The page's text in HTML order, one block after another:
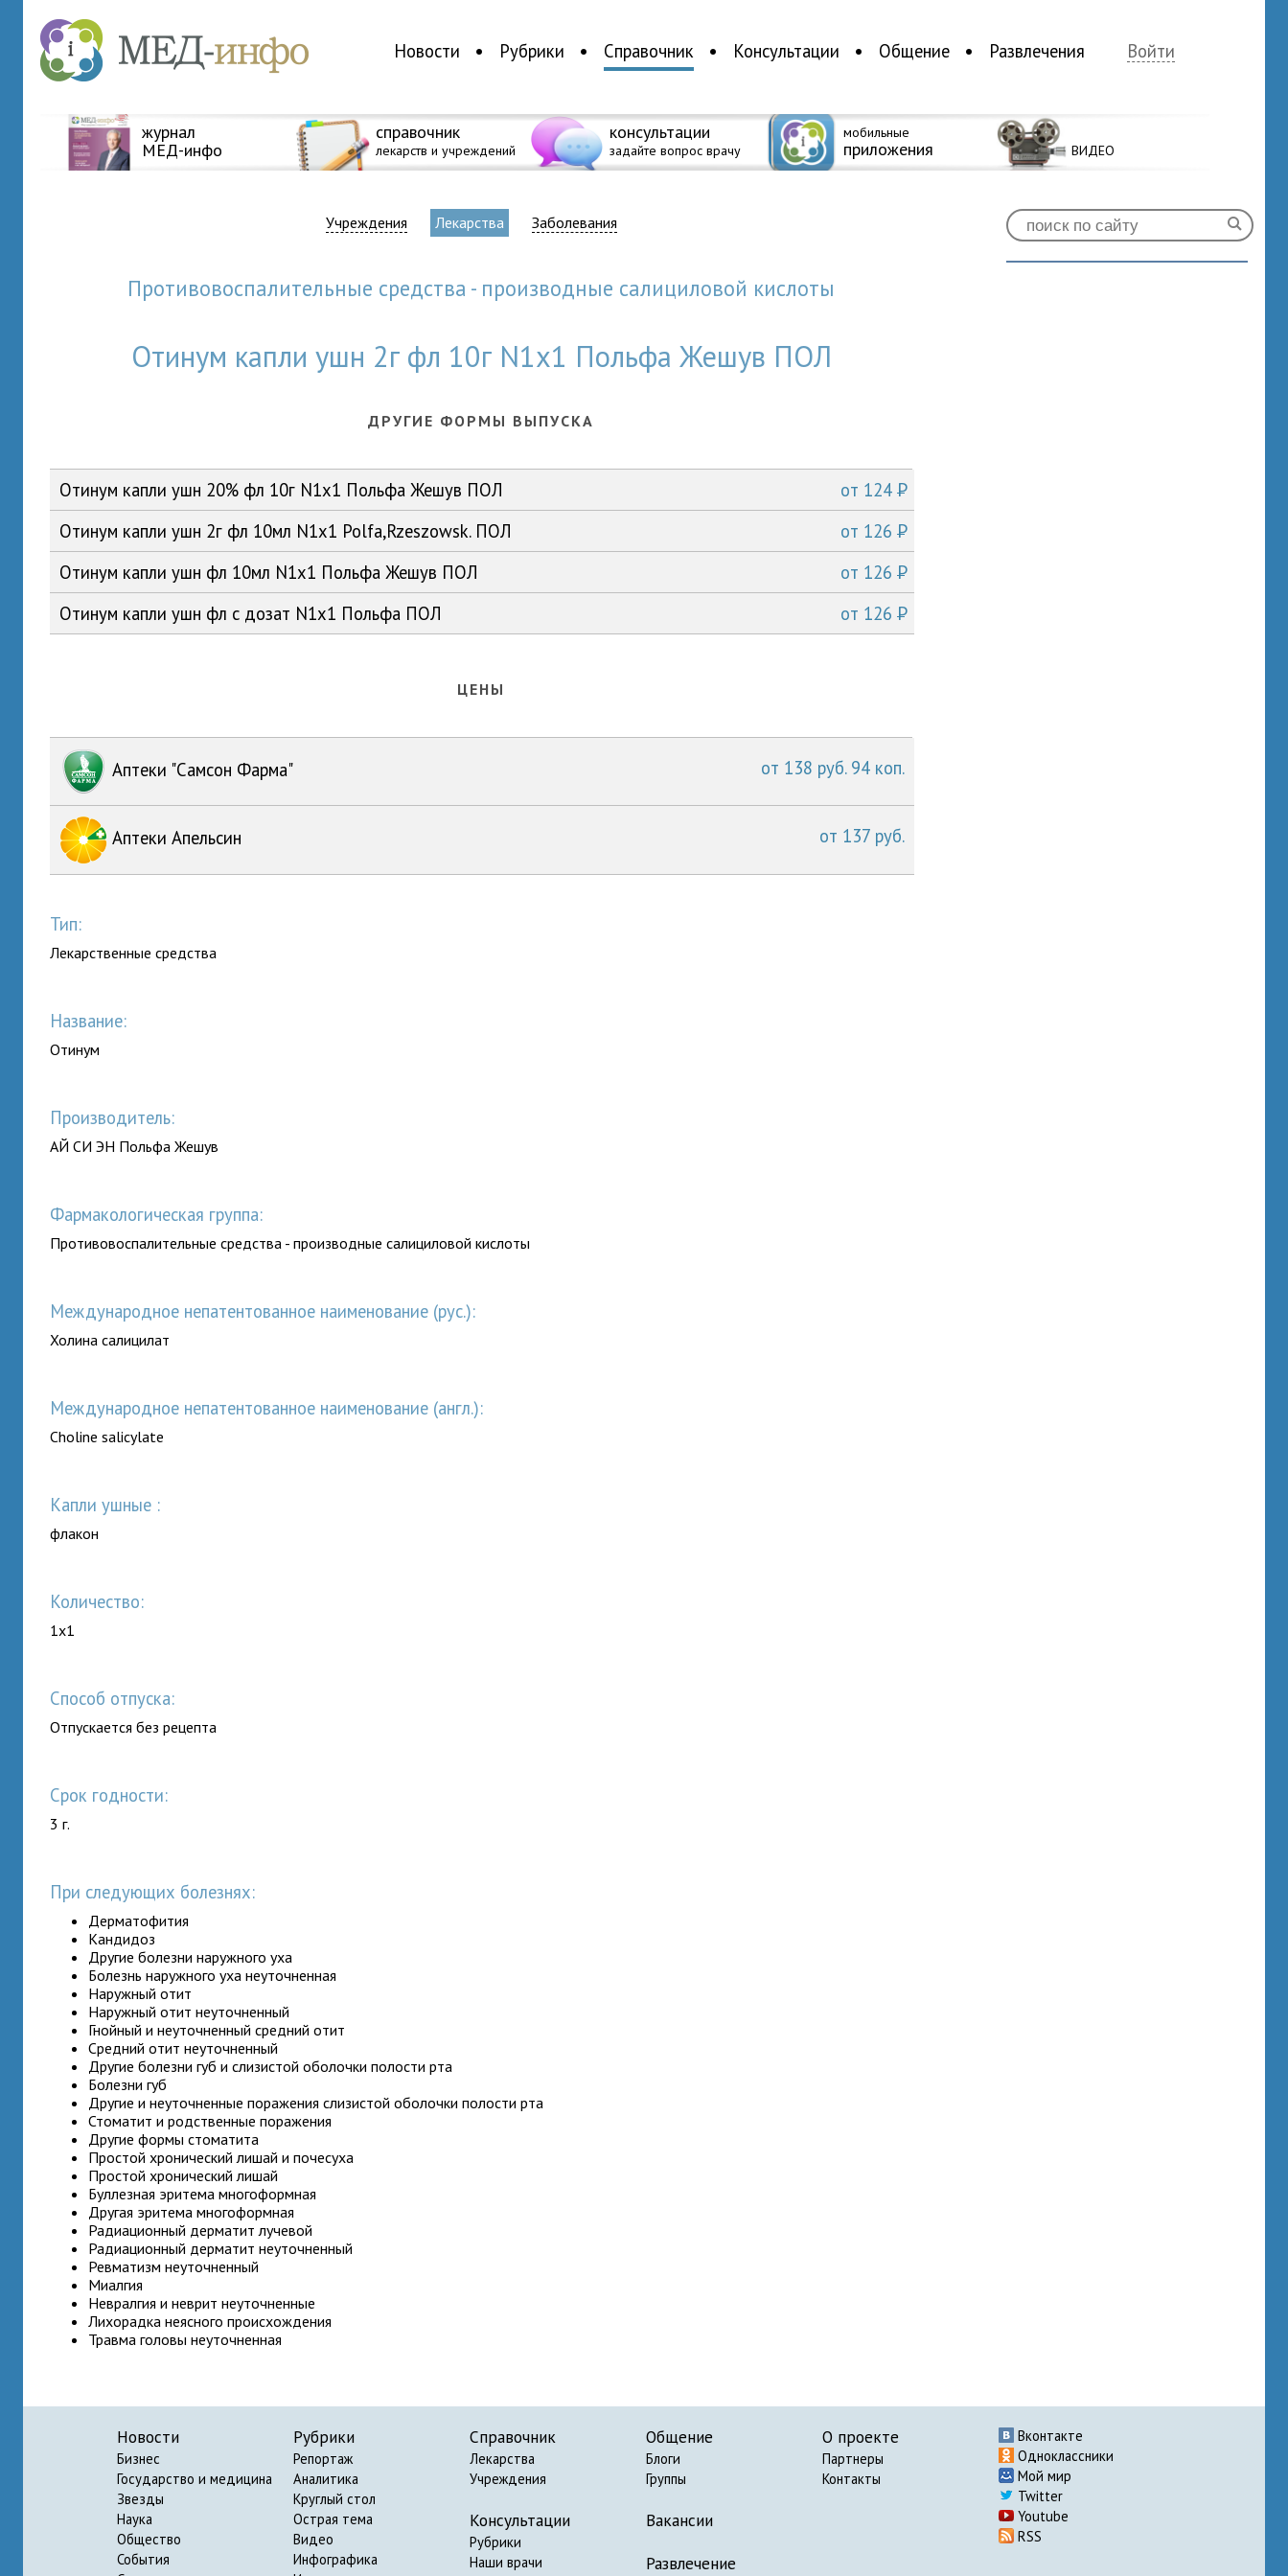
Новости Рубрики Справочник Консультации Общение Развлечения Войти
журнал
МЕД-инфо
справочник
лекарств и учреждений
консультации
задайте вопрос врачу
мобильные
приложения ВИДЕО
Учреждения Лекарства Заболевания
Противовоспалительные средства - производные салициловой кислоты
Отинум капли ушн 2г фл 10г N1x1 Польфа Жешув ПОЛ
ДРУГИЕ ФОРМЫ ВЫПУСКА
от 124P
Отинум капли ушн 20% фл 10г N1x1 Польфа Жешув ПОЛ
от 126P
Отинум капли ушн 2г фл 10мл N1x1 Polfa,Rzeszowsk. ПОЛ
от 126P
Отинум капли ушн фл 10мл N1x1 Польфа Жешув ПОЛ
от 126P
Отинум капли ушн фл с дозат N1x1 Польфа ПОЛ
ЦЕНЫ
Аптеки "Самсон Фарма" от 138 руб. 94 коп.
Аптеки Апельсин от 137 руб.
Тип:
Лекарственные средства
Название:
Отинум
Производитель:
АЙ СИ ЭН Польфа Жешув
Фармакологическая группа:
Противовоспалительные средства - производные салициловой кислоты
Международное непатентованное наименование (рус.):
Холина салицилат
Международное непатентованное наименование (англ.):
Choline salicylate
капли ушные :
флакон
Количество:
1x1
Способ отпуска:
Отпускается без рецепта
Срок годности:
3 г.
При следующих болезнях:
Дерматофития
Кандидоз
Другие болезни наружного уха
Болезнь наружного уха неуточненная
Наружный отит
Наружный отит неуточненный
Гнойный и неуточненный средний отит
Средний отит неуточненный
Другие болезни губ и слизистой оболочки полости рта
Болезни губ
Другие и неуточненные поражения слизистой оболочки полости рта
Стоматит и родственные поражения
Другие формы стоматита
Простой хронический лишай и почесуха
Простой хронический лишай
Буллезная эритема многоформная
Другая эритема многоформная
Радиационный дерматит лучевой
Радиационный дерматит неуточненный
Ревматизм неуточненный
Миалгия
Невралгия и неврит неуточненные
Лихорадка неясного происхождения
Травма головы неуточненная
Новости
Бизнес
Государство и медицина
Звезды
Наука
Общество
События
Рубрики
Репортаж
Аналитика
Круглый стол
Острая тема
Видео
Инфографика
Справочник
Лекарства
Учреждения
Консультации
Рубрики
Наши врачи
Общение
Блоги
Группы
Вакансии
Развлечение
О проекте
Партнеры
Контакты
Вконтакте
Одноклассники
Мой мир
Twitter
Youtube
RSS